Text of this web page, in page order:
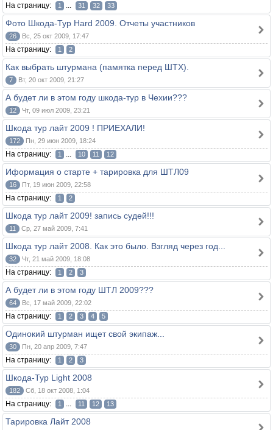
На страницу: 1 ... 31 32 33
Фото Шкода-Тур Hard 2009. Отчеты участников
26 Вс, 25 окт 2009, 17:47
На страницу: 1 2
Как выбрать штурмана (памятка перед ШТХ).
7 Вт, 20 окт 2009, 21:27
А будет ли в этом году шкода-тур в Чехии???
12 Чт, 09 июл 2009, 23:21
Шкода тур лайт 2009 ! ПРИЕХАЛИ!
172 Пн, 29 июн 2009, 18:24
На страницу: 1 ... 10 11 12
Иформация о старте + тарировка для ШТЛ09
16 Пт, 19 июн 2009, 22:58
На страницу: 1 2
Шкода тур лайт 2009! запись судей!!!
11 Ср, 27 май 2009, 7:41
Шкода тур лайт 2008. Как это было. Взгляд через год...
32 Чт, 21 май 2009, 18:08
На страницу: 1 2 3
А будет ли в этом году ШТЛ 2009???
64 Вс, 17 май 2009, 22:02
На страницу: 1 2 3 4 5
Одинокий штурман ищет свой экипаж...
30 Пн, 20 апр 2009, 7:47
На страницу: 1 2 3
Шкода-Тур Light 2008
182 Сб, 18 окт 2008, 1:04
На страницу: 1 ... 11 12 13
Тарировка Лайт 2008